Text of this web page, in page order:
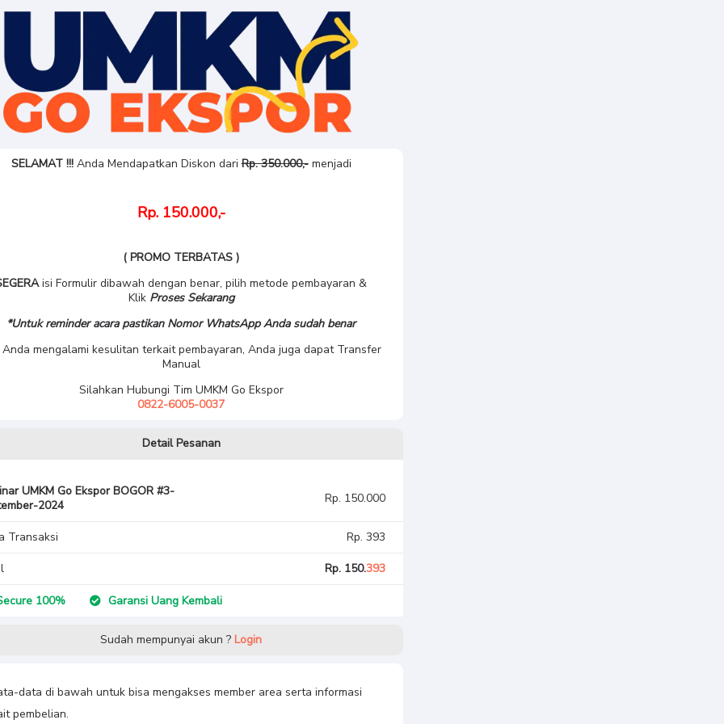
SELAMAT !!!Anda Mendapatkan Diskon dariRp. 350.000,-menjadi
Rp. 150.000,-
( PROMO TERBATAS )
isi Formulir dibawah dengan benar, pilih metode pembayaran &
Klik Proses Sekarang
*Untuk reminder acara pastikan Nomor WhatsApp Anda sudah benar
Anda mengalami kesulitan terkait pembayaran, Anda juga dapat Transfer
Manual
Silahkan Hubungi Tim UMKM Go Ekspor
0822-6005-0037
Detail Pesanan
UMKM Go Ekspor BOGOR #3-
2024
Rp. 150.000
Transaksi Rp. 393
Rp. 150.393
100% Garansi Uang Kembali
Sudah mempunyai akun ? Login
data di bawah untuk bisa mengakses member area serta informasi
pembelian.